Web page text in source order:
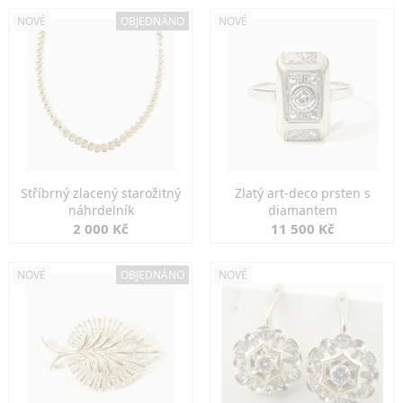
NOVÉ OBJEDNÁNO
Stříbrný zlacený starožitný
náhrdelník
2 000 Kč
NOVÉ
Zlatý art-deco prsten s
diamantem
11 500 Kč
NOVÉ OBJEDNÁNO NOVÉ